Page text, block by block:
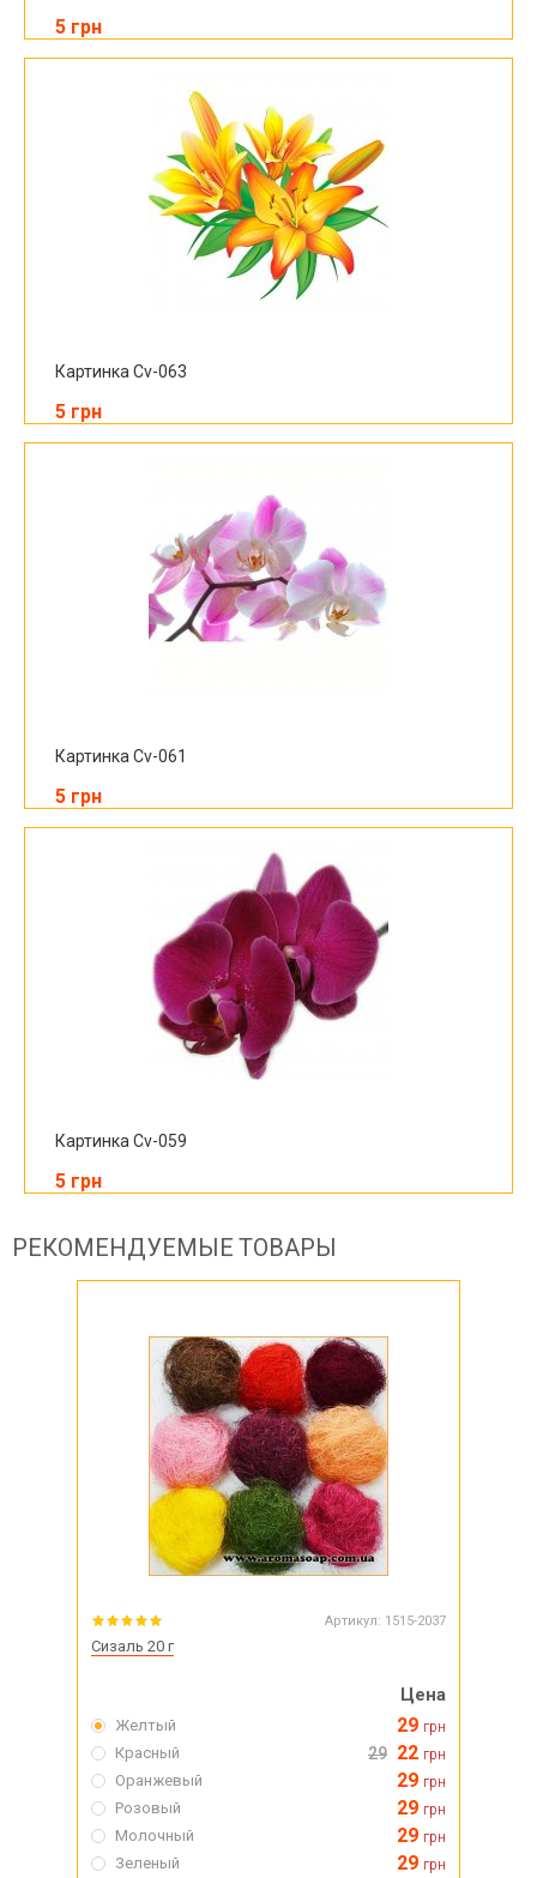
5 грн
Картинка Cv-063
5 грн
Картинка Cv-061
5 грн
Картинка Cv-059
5 грн
РЕКОМЕНДУЕМЫЕ ТОВАРЫ
Артикул: 1515-2037
Сизаль 20 г
Цена
Желтый 29 грн
Красный 29 22 грн
Оранжевый 29 грн
Розовый 29 грн
Молочный 29 грн
Зеленый 29 грн